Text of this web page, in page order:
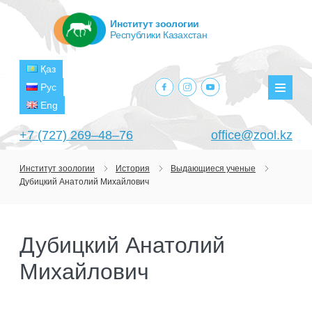
+7 (727) 269‒48‒76 office@zool.kz
Қаз
Рус
Eng
facebook.com
instagram.com
youtube.com
Институт зоологии
Республики Казахстан
ГЛАВНАЯ
ЦЕЛИ И ЗАДАЧИ
РУКОВОДСТВО
ПОДРАЗДЕЛЕНИЯ
ЛАБОРАТОРИИ
ПРОЕКТЫ
Институт зоологии История
Выдающиеся ученые
Дубицкий Анатолий Михайлович
Дубицкий Анатолий
Михайлович